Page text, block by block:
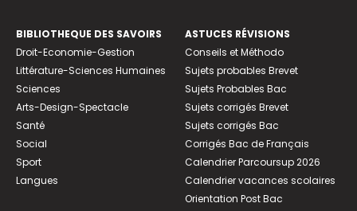
BIBLIOTHEQUE DES SAVOIRS
Droit-Economie-Gestion
Littérature-Sciences Humaines
Sciences
Arts-Design-Spectacle
Santé
Social
Sport
Langues
ASTUCES RÉVISIONS
Conseils et Méthodo
Sujets probables Brevet
Sujets Probables Bac
Sujets corrigés Brevet
Sujets corrigés Bac
Corrigés Bac de Français
Calendrier Parcoursup 2026
Calendrier vacances scolaires
Orientation Post Bac